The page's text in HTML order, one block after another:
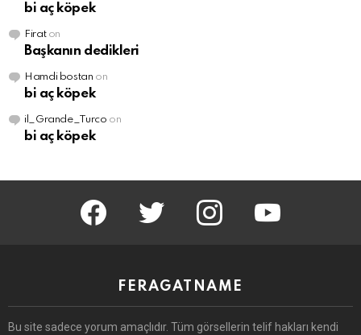
bi aç köpek
Firaton
Başkanın dedikleri
Hamdi bostan on
bi aç köpek
il_Grande_Turco on
bi aç köpek
facebook twitter instagram
FERAGATNAME
Bu site sadece yorum amaçlıdır. Tüm görsellerin telif hakları kendi